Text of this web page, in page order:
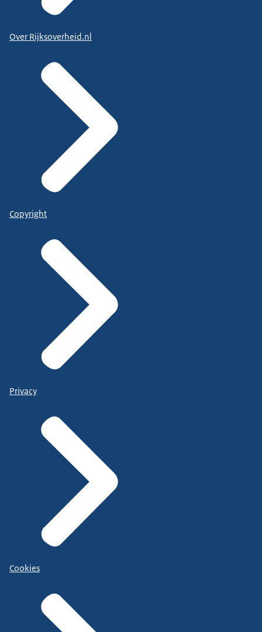
Over Rijksoverheid.nl
Copyright
Privacy
Cookies